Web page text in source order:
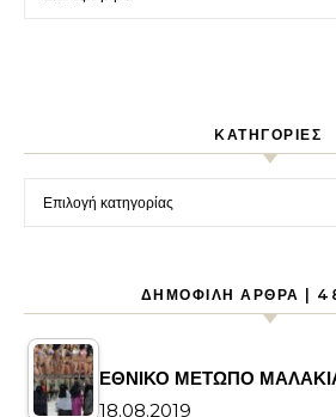
KΑΤΗΓΟΡΊΕΣ
ΔΗΜΟΦΙΛΉ ΆΡΘΡΑ |
ΕΘΝΙΚΟ ΜΕΤΩΠΟ
18.08.2019